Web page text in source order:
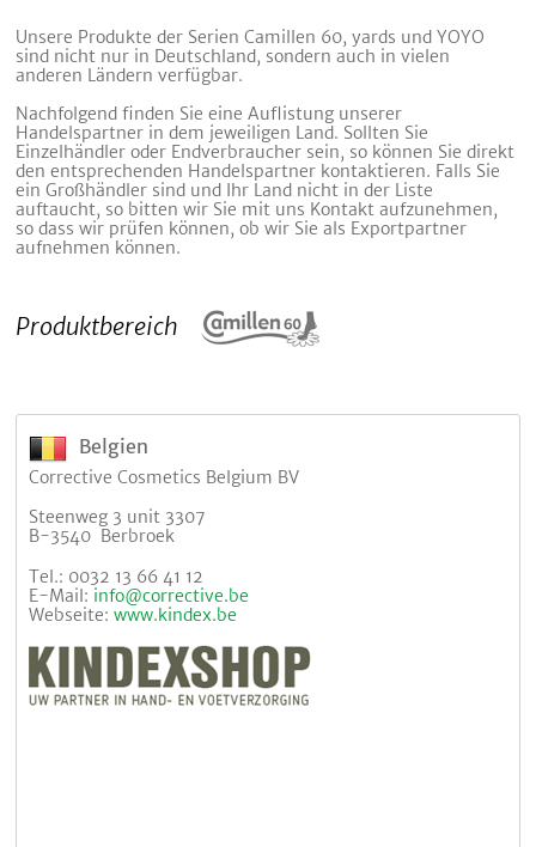
Unsere Produkte der Serien Camillen 60, yards und YOYO
sind nicht nur in Deutschland, sondern auch in vielen
anderen Ländern verfügbar.
Nachfolgend finden Sie eine Auflistung unserer
Handelspartner in dem jeweiligen Land. Sollten Sie
Einzelhändler oder Endverbraucher sein, so können Sie direkt
den entsprechenden Handelspartner kontaktieren. Falls Sie
ein Großhändler sind und Ihr Land nicht in der Liste
auftaucht, so bitten wir Sie mit uns Kontakt aufzunehmen,
so dass wir prüfen können, ob wir Sie als Exportpartner
aufnehmen können.
Produktbereich
Belgien
Corrective Cosmetics Belgium BV
Steenweg 3 unit 3307
B-3540 Berbroek
Tel.: 0032 13 66 41 12
E-Mail: info@corrective.be
Webseite:www.kindex.be